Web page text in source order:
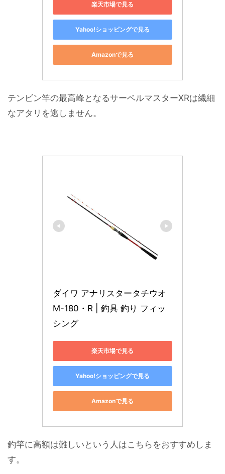
楽天市場で見る
Yahoo!ショッピングで見る
Amazonで見る
テンビン竿の最高峰となるサーベルマスターXRは繊細
なアタリを逃しません。
ダイワ アナリスタータチウオ
M-180・R | 釣具 釣り フィッ
シング
楽天市場で見る
Yahoo!ショッピングで見る
Amazonで見る
釣竿に高額は難しいという人はこちらをおすすめしま
す。